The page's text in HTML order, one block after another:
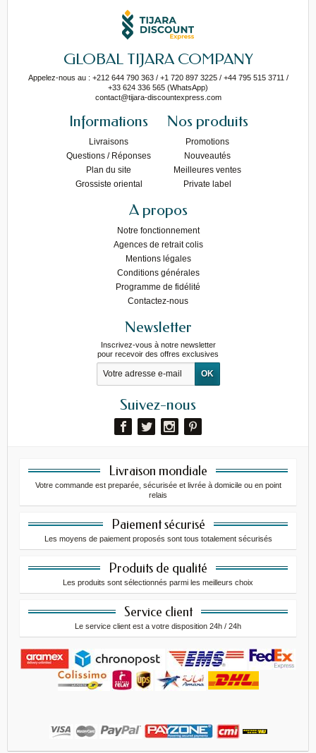
GLOBAL TIJARA COMPANY
Appelez-nous au : +212 644 790 363 / +1 720 897 3225 / +44 795 515 3711 /
+33 624 336 565 (WhatsApp)
contact@tijara-discountexpress.com
Informations
Livraisons
Questions / Réponses
Plan du site
Grossiste oriental
Nos produits
Promotions
Nouveautés
Meilleures ventes
Private label
A propos
Notre fonctionnement
Agences de retrait colis
Mentions légales
Conditions générales
Programme de fidélité
Contactez-nous
Newsletter
Inscrivez-vous à notre newsletter
pour recevoir des offres exclusives
Suivez-nous
Livraison mondiale
Votre commande est preparée, sécurisée et livrée à domicile ou en point
relais
Paiement sécurisé
Les moyens de paiement proposés sont tous totalement sécurisés
Produits de qualité
Les produits sont sélectionnés parmi les meilleurs choix
Service client
Le service client est a votre disposition 24h / 24h